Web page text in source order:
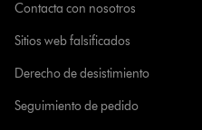
Contacta con nosotros
Sitios web falsificados
Derecho de desistimiento
Seguimiento de pedido